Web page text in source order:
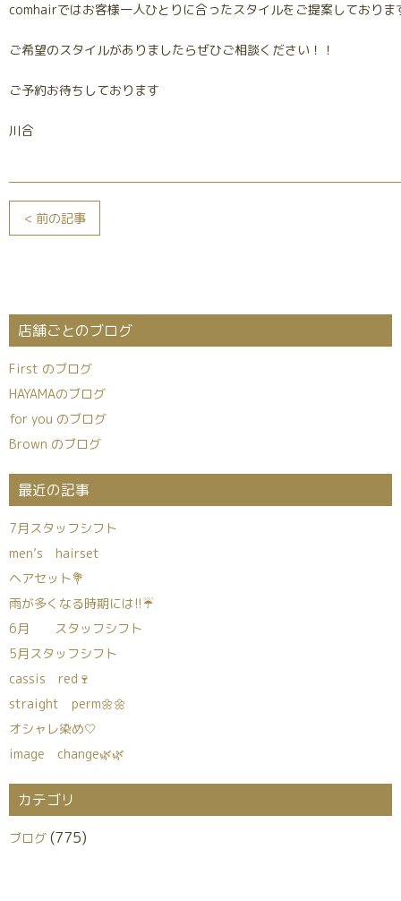
comhairではお客様一人ひとりに合ったスタイルをご提案しておりま
ご希望のスタイルがありましたらぜひご相談ください！！
ご予約お待ちしております
川合
< 前の記事
店舗ごとのブログ
First のブログ
HAYAMAのブログ
for you のブログ
Brown のブログ
最近の記事
7月スタッフシフト
men’s hairset
ヘアセット💐
雨が多くなる時期には!!☔
6月 スタッフシフト
5月スタッフシフト
cassis red🍷
straight perm🌼🌼
オシャレ染め🤍
image change🌿🌿
カテゴリ
ブログ (775)